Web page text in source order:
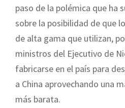
paso de la polémica que ha
sobre la posibilidad de que
de alta gama que utilizan,
ministros del Ejecutivo de
fabricarse en el país para
a China aprovechando una
más barata.